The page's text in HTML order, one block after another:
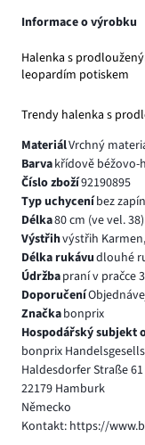
Informace o výrobku
Halenka s
leopardím potiskem
Trendy halenka s
MateriálVrchný
Barvakřídově béžovo-
Číslo zboží92190895
Typ uchyceníbez
Délka80 cm (ve vel. 38)
Výstřihvýstřih
Délka rukávudlouhé
Údržbapraní v pračce
Doporučení
Značkabonprix
Hospodářský subjekt
bonprix
Haldesdorfer Straße 61
22179 Hamburk
Německo
Kontakt: https://